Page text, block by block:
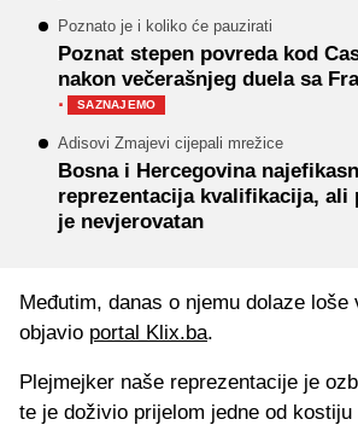
Poznato je i koliko će pauzirati
Poznat stepen povreda kod
nakon večerašnjeg duela sa
· SAZNAJEMO
Adisovi Zmajevi cijepali mrežice
Bosna i Hercegovina
reprezentacija kvalifikacija, ali
je nevjerovatan
Međutim, danas o njemu dolaze
objavio portal Klix.ba.
Plejmejker naše reprezentacije je
te je doživio prijelom jedne od